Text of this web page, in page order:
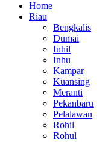
Home
Riau
Bengkalis
Dumai
Inhil
Inhu
Kampar
Kuansing
Meranti
Pekanbaru
Pelalawan
Rohil
Rohul